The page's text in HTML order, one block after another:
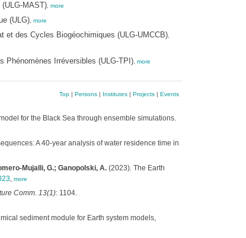
MAST), more
(ULG), more
et des Cycles Biogéochimiques (ULG-UMCCB),
Phénomènes Irréversibles (ULG-TPI), more
Top| Persons| Institutes| Projects| Events
for the Black Sea through ensemble simulations.
A 40-year analysis of water residence time in
Mujalli, G.; Ganopolski, A.(2023). The Earth
, more
Comm. 13(1): 1104.
sediment module for Earth system models,